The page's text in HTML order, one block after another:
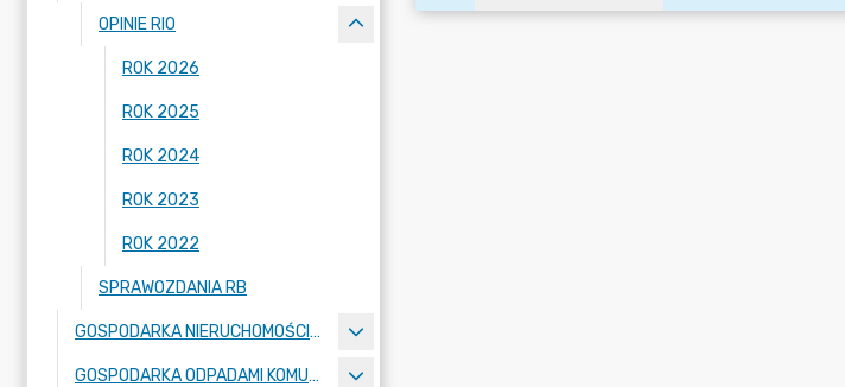
OPINIE RIO
ROK 2026
ROK 2025
ROK 2024
ROK 2023
ROK 2022
SPRAWOZDANIA RB
GOSPODARKA NIERUCHOMOŚCIAMI
GOSPODARKA ODPADAMI KOMUNALNYMI